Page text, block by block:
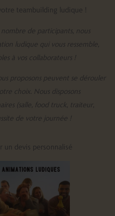
teambuilding ludique !
de participants, nous
ludique qui vous ressemble,
à vos collaborateurs !
proposons peuvent se dérouler
choix. Nous disposons
(salle, food truck, traiteur,
de votre journée !
un devis personnalisé